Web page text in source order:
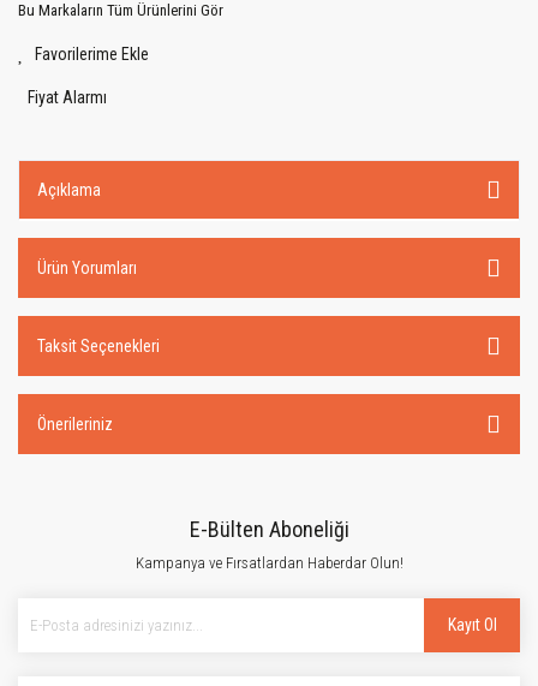
Bu Markaların Tüm Ürünlerini Gör
Fiyat Alarmı
Açıklama
Ürün Yorumları
Taksit Seçenekleri
Önerileriniz
E-Bülten Aboneliği
Kampanya ve Fırsatlardan Haberdar Olun!
Kayıt Ol